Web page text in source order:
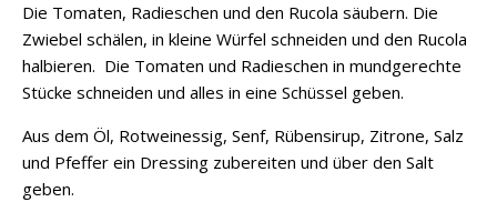
Die Tomaten, Radieschen und den Rucola säubern. Die
Zwiebel schälen, in kleine Würfel schneiden und den Rucola
halbieren. Die Tomaten und Radieschen in mundgerechte
Stücke schneiden und alles in eine Schüssel geben.
Aus dem Öl, Rotweinessig, Senf, Rübensirup, Zitrone, Salz
und Pfeffer ein Dressing zubereiten und über den Salt
geben.